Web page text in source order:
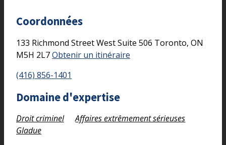
Coordonnées
133 Richmond Street WestSuite 506 Toronto, ON
M5H 2L7Obtenir un itinéraire
(416) 856-1401
Domaine d'expertise
Droit criminel
Affaires extrêmement sérieuses
Gladue